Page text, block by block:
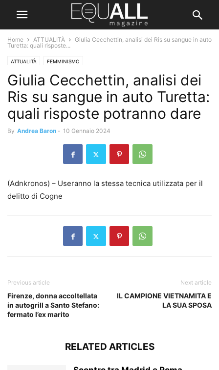
Home ATTUALITÀ
Giulia Cecchettin, analisi dei Ris su sangue in auto
Turetta: quali risposte...
ATTUALITÀ FEMMINISMO
Giulia Cecchettin, analisi dei
Ris su sangue in auto Turetta:
quali risposte potranno dare
By Andrea Baron - 10 Gennaio 2024
(Adnkronos) – Useranno la stessa tecnica utilizzata per il
delitto di Cogne
Previous article
Firenze, donna accoltellata
in autogrill a Santo Stefano:
fermato l’ex marito
Next article
IL CAMPIONE VIETNAMITA E
LA SUA SPOSA
RELATED ARTICLES